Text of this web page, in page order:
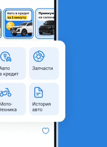
Алматы, Алматинская
область
Новая